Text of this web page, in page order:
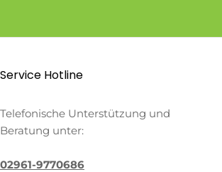
Service Hotline
Telefonische Unterstützung und
Beratung unter:
02961-9770686